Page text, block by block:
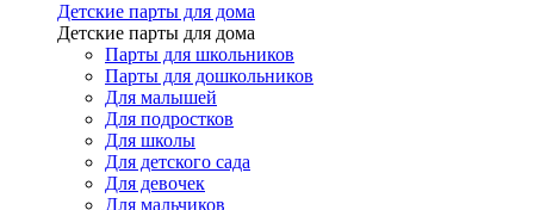
Детские парты для дома
Детские парты для дома
Парты для школьников
Парты для дошкольников
Для малышей
Для подростков
Для школы
Для детского сада
Для девочек
Для мальчиков